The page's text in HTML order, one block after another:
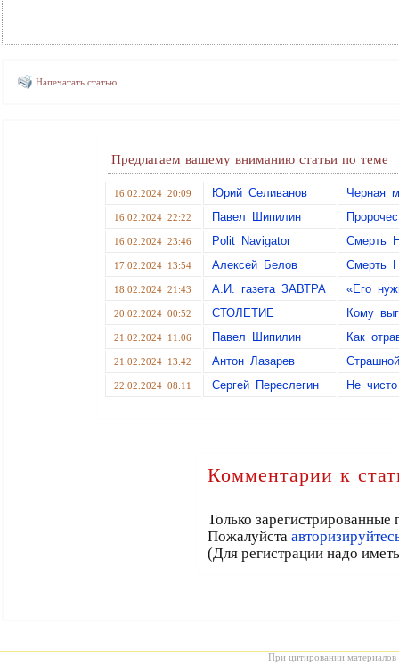
Напечатать статью
Предлагаем вашему вниманию статьи по теме
16.02.2024 20:09 Юрий Селиванов Черная
16.02.2024 22:22 Павел Шипилин
16.02.2024 23:46 Polit Navigator Смерть
17.02.2024 13:54 Алексей Белов Смерть
18.02.2024 21:43 А.И. газета ЗАВТРА «Его
20.02.2024 00:52 СТОЛЕТИЕ Кому
21.02.2024 11:06 Павел Шипилин Как
21.02.2024 13:42 Антон Лазарев
22.02.2024 08:11 Сергей Переслегин Не
Комментарии к
Только зарегистрированные
Пожалуйста
(Для регистрации надо
При цитировании материалов